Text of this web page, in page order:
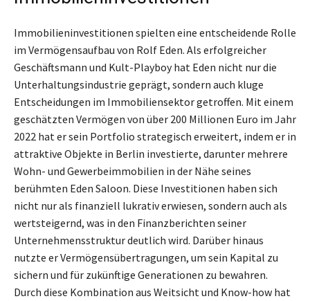
Immobilieninvestitionen spielten eine entscheidende Rolle
im Vermögensaufbau von Rolf Eden. Als erfolgreicher
Geschäftsmann und Kult-Playboy hat Eden nicht nur die
Unterhaltungsindustrie geprägt, sondern auch kluge
Entscheidungen im Immobiliensektor getroffen. Mit einem
geschätzten Vermögen von über 200 Millionen Euro im Jahr
2022 hat er sein Portfolio strategisch erweitert, indem er in
attraktive Objekte in Berlin investierte, darunter mehrere
Wohn- und Gewerbeimmobilien in der Nähe seines
berühmten Eden Saloon. Diese Investitionen haben sich
nicht nur als finanziell lukrativ erwiesen, sondern auch als
wertsteigernd, was in den Finanzberichten seiner
Unternehmensstruktur deutlich wird. Darüber hinaus
nutzte er Vermögensübertragungen, um sein Kapital zu
sichern und für zukünftige Generationen zu bewahren.
Durch diese Kombination aus Weitsicht und Know-how hat